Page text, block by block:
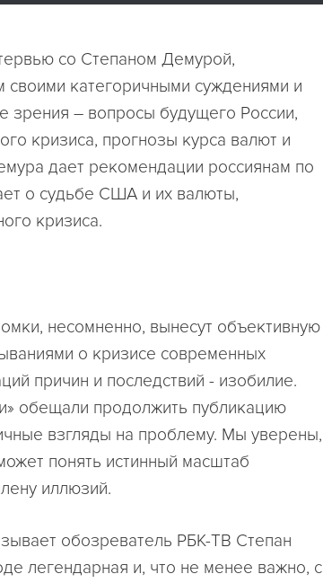
со Степаном Демурой,
категоричными суждениями и
– вопросы будущего России,
кризиса, прогнозы курса валют и
дает рекомендации россиянам по
о судьбе США и их валюты,
кризиса.
несомненно, вынесут объективную
о кризисе современных
причин и последствий - изобилие.
обещали продолжить публикацию
взгляды на проблему. Мы уверены,
понять истинный масштаб
иллюзий.
обозреватель РБК-ТВ Степан
легендарная и, что не менее важно, с